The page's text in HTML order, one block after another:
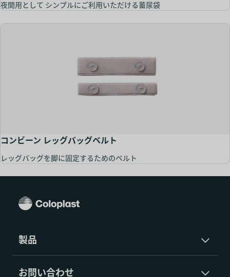
夜間用として シンプルにご利用いただける蓄尿袋
コンビーン レッグバッグベルト
レッグバッグを脚に固定するためのベルト
製品
お問い合わせ